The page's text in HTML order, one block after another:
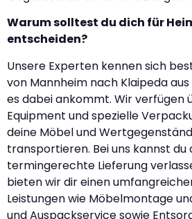
Warum solltest du dich für
entscheiden?
Unsere Experten kennen sich
von Mannheim nach Klaipeda
es dabei ankommt. Wir verfügen
Equipment und spezielle
deine Möbel und
transportieren. Bei uns kannst du
termingerechte Lieferung
bieten wir dir einen
Leistungen wie Möbelmontage
und Auspackservice sowie